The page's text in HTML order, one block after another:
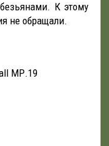
К этому
не обращали.
МР.19